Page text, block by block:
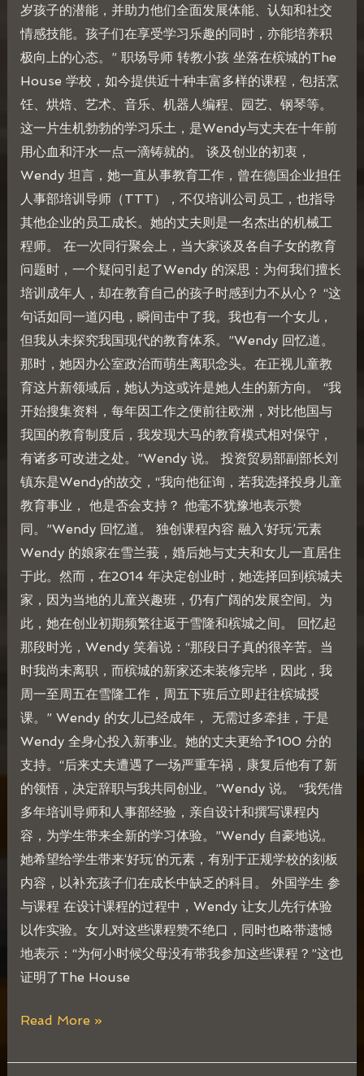
岁孩子的潜能，并助力他们全面发展体能、认知和社交
情感技能。孩子们在享受学习乐趣的同时，亦能培养积
极向上的心态。” 职场导师 转教小孩 坐落在槟城的The
House 学校，如今提供近十种丰富多样的课程，包括烹
饪、烘焙、艺术、音乐、机器人编程、园艺、钢琴等。
这一片生机勃勃的学习乐土，是Wendy与丈夫在十年前
用心血和汗水一点一滴铸就的。 谈及创业的初衷，
Wendy 坦言，她一直从事教育工作，曾在德国企业担任
人事部培训导师（TTT），不仅培训公司员工，也指导
其他企业的员工成长。她的丈夫则是一名杰出的机械工
程师。 在一次同行聚会上，当大家谈及各自子女的教育
问题时，一个疑问引起了Wendy 的深思：为何我们擅长
培训成年人，却在教育自己的孩子时感到力不从心？ “这
句话如同一道闪电，瞬间击中了我。我也有一个女儿，
但我从未探究我国现代的教育体系。”Wendy 回忆道。
那时，她因办公室政治而萌生离职念头。在正视儿童教
育这片新领域后，她认为这或许是她人生的新方向。 “我
开始搜集资料，每年因工作之便前往欧洲，对比他国与
我国的教育制度后，我发现大马的教育模式相对保守，
有诸多可改进之处。”Wendy 说。 投资贸易部副部长刘
镇东是Wendy的故交，“我向他征询，若我选择投身儿童
教育事业， 他是否会支持？ 他毫不犹豫地表示赞
同。”Wendy 回忆道。 独创课程内容 融入‘好玩’元素
Wendy 的娘家在雪兰莪，婚后她与丈夫和女儿一直居住
于此。然而，在2014 年决定创业时，她选择回到槟城夫
家，因为当地的儿童兴趣班，仍有广阔的发展空间。为
此，她在创业初期频繁往返于雪隆和槟城之间。 回忆起
那段时光，Wendy 笑着说：“那段日子真的很辛苦。当
时我尚未离职，而槟城的新家还未装修完毕，因此，我
周一至周五在雪隆工作，周五下班后立即赶往槟城授
课。” Wendy 的女儿已经成年， 无需过多牵挂，于是
Wendy 全身心投入新事业。她的丈夫更给予100 分的
支持。“后来丈夫遭遇了一场严重车祸，康复后他有了新
的领悟，决定辞职与我共同创业。”Wendy 说。 “我凭借
多年培训导师和人事部经验，亲自设计和撰写课程内
容，为学生带来全新的学习体验。”Wendy 自豪地说。
她希望给学生带来‘好玩’的元素，有别于正规学校的刻板
内容，以补充孩子们在成长中缺乏的科目。 外国学生 参
与课程 在设计课程的过程中，Wendy 让女儿先行体验
以作实验。女儿对这些课程赞不绝口，同时也略带遗憾
地表示：“为何小时候父母没有带我参加这些课程？”这也
证明了The House
Read More »